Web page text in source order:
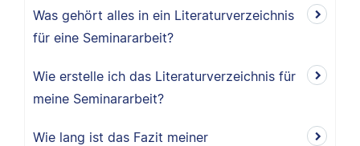
Was gehört alles in ein Literaturverzeichnis
für eine Seminararbeit?
Wie erstelle ich das Literaturverzeichnis für
meine Seminararbeit?
Wie lang ist das Fazit meiner